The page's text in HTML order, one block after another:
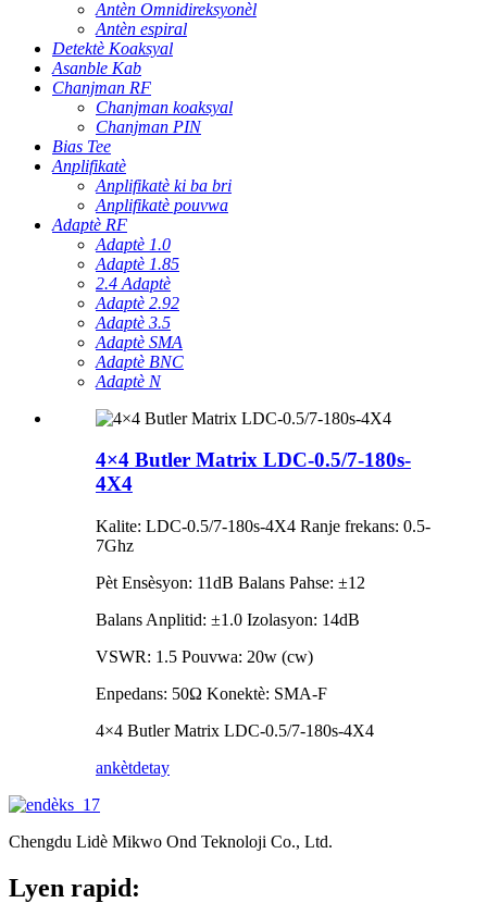
Antèn Omnidireksyonèl
Antèn espiral
Detektè Koaksyal
Asanble Kab
Chanjman RF
Chanjman koaksyal
Chanjman PIN
Bias Tee
Anplifikatè
Anplifikatè ki ba bri
Anplifikatè pouvwa
Adaptè RF
Adaptè 1.0
Adaptè 1.85
2.4 Adaptè
Adaptè 2.92
Adaptè 3.5
Adaptè SMA
Adaptè BNC
Adaptè N
4×4 Butler Matrix LDC-0.5/7-180s-
4X4
Kalite: LDC-0.5/7-180s-4X4 Ranje frekans: 0.5-
7Ghz
Pèt Ensèsyon: 11dB Balans Pahse: ±12
Balans Anplitid: ±1.0 Izolasyon: 14dB
VSWR: 1.5 Pouvwa: 20w (cw)
Enpedans: 50Ω Konektè: SMA-F
4×4 Butler Matrix LDC-0.5/7-180s-4X4
ankètdetay
Chengdu Lidè Mikwo Ond Teknoloji Co., Ltd.
Lyen rapid: